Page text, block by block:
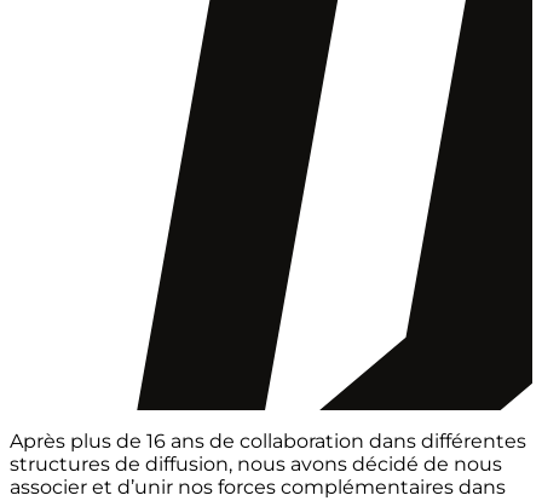
Après plus de 16 ans de collaboration dans différentes
structures de diffusion, nous avons décidé de nous
associer et d’unir nos forces complémentaires dans